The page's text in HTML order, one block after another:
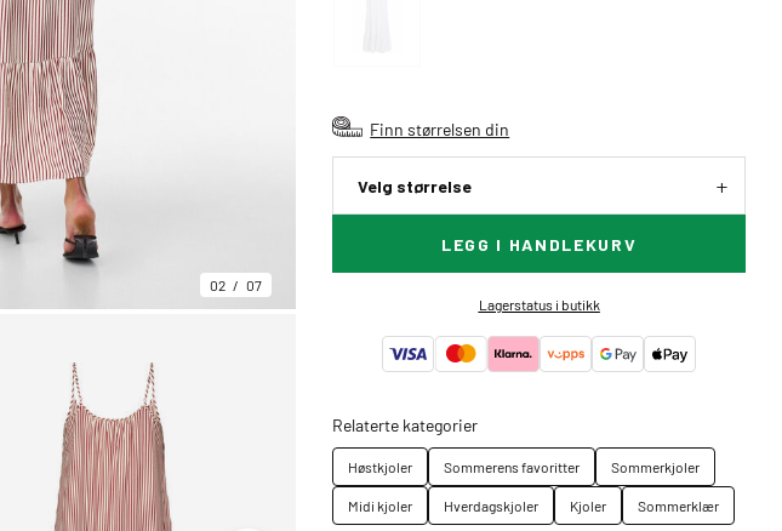
02 07
Finn størrelsen din
Velg størrelse
LEGG I HANDLEKURV
Lagerstatus i butikk
Relaterte kategorier
Høstkjoler Sommerens favoritter
Sommerkjoler
Midi kjoler
Hverdagskjoler Kjoler Sommerklær